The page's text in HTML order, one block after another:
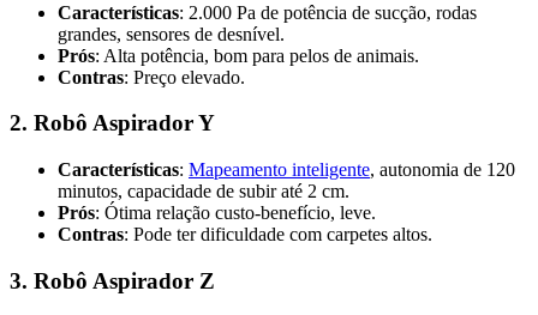
Características: 2.000 Pa de potência de sucção, rodas
grandes, sensores de desnível.
Prós: Alta potência, bom para pelos de animais.
Contras: Preço elevado.
2. Robô Aspirador Y
Características: Mapeamento inteligente, autonomia de 120
minutos, capacidade de subir até 2 cm.
Prós: Ótima relação custo-benefício, leve.
Contras: Pode ter dificuldade com carpetes altos.
3. Robô Aspirador Z